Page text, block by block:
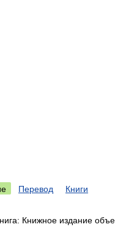
Перевод Книги
Книжное издание